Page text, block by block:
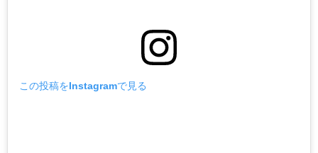
この投稿をInstagramで見る